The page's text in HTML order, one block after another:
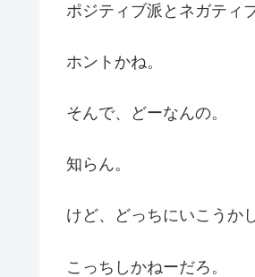
ポジティブ派とネガティ
ホントかね。
そんで、どーなんの。
知らん。
けど、どっちにいこうか
こっちしかねーだろ。